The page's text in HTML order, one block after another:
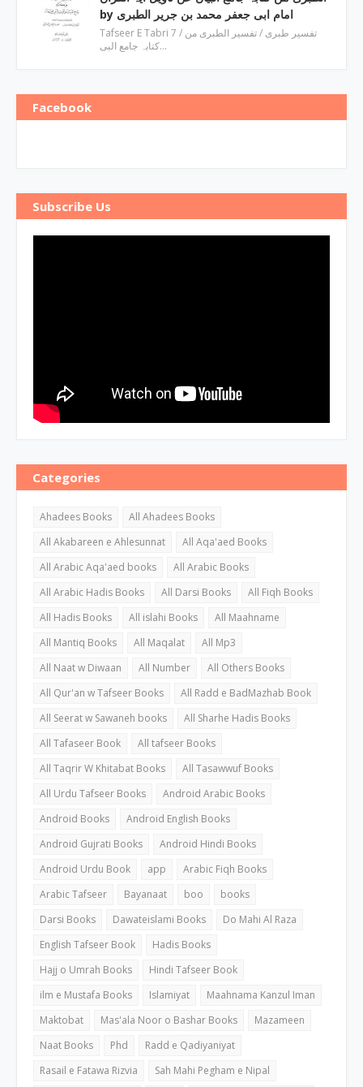
by امام ابی جعفر محمد بن جریر الطبری
Tafseer E Tabri 7 / تفسیر طبری / تفسیر الطبری من
کتابہ جامع البی…
Facebook
Subscribe Us
Categories
Ahadees Books
All Ahadees Books
All Akabareen e Ahlesunnat
All Aqa'aed Books
All Arabic Aqa'aed books
All Arabic Books
All Arabic Hadis Books
All Darsi Books
All Fiqh Books
All Hadis Books
All islahi Books
All Maahname
All Mantiq Books
All Maqalat
All Mp3
All Naat w Diwaan
All Number
All Others Books
All Qur'an w Tafseer Books
All Radd e BadMazhab Book
All Seerat w Sawaneh books
All Sharhe Hadis Books
All Tafaseer Book
All tafseer Books
All Taqrir W Khitabat Books
All Tasawwuf Books
All Urdu Tafseer Books
Android Arabic Books
Android Books
Android English Books
Android Gujrati Books
Android Hindi Books
Android Urdu Book
app
Arabic Fiqh Books
Arabic Tafseer
Bayanaat boo
books
Darsi Books
Dawateislami Books
Do Mahi Al Raza
English Tafseer Book
Hadis Books
Hajj o Umrah Books
Hindi Tafseer Book
ilm e Mustafa Books
Islamiyat
Maahnama Kanzul Iman
Maktobat
Mas'ala Noor o Bashar Books
Mazameen
Naat Books
Phd
Radd e Qadiyaniyat
Rasail e Fatawa Rizvia
Sah Mahi Pegham e Nipal